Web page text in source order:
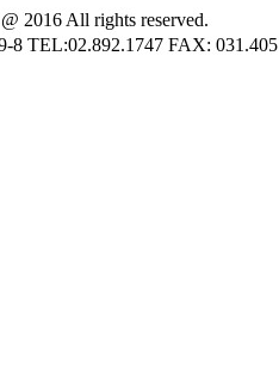
2016 All rights reserved.
TEL:02.892.1747 FAX: